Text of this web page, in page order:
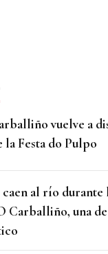
vuelve a
la Festa do Pulpo
caen al río durante
Carballiño, una